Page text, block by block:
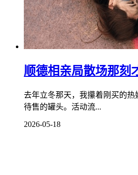
顺德相亲局散场那刻
去年立冬那天，我攥着刚买的热
待售的罐头。活动流...
2026-05-18